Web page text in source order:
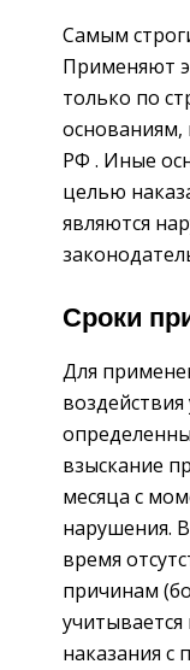
Самым
Применяют
только по
основаниям,
РФ . Иные
целью
являются
Сроки
Для
взыскание
месяца с
нарушения.
время
причинам
учитывается
наказания с